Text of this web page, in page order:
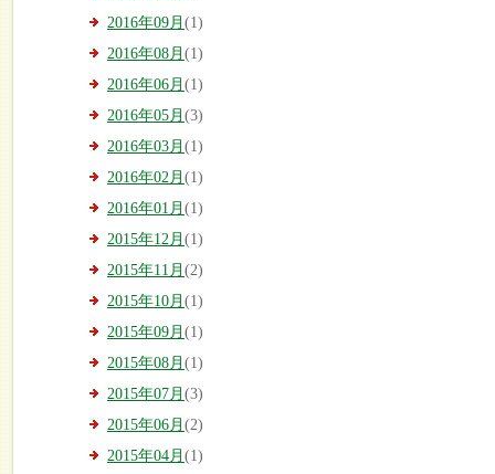
2016年09月 (1)
2016年08月 (1)
2016年06月 (1)
2016年05月 (3)
2016年03月 (1)
2016年02月 (1)
2016年01月 (1)
2015年12月 (1)
2015年11月 (2)
2015年10月 (1)
2015年09月 (1)
2015年08月 (1)
2015年07月 (3)
2015年06月 (2)
2015年04月 (1)